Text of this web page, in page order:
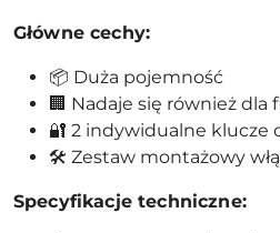
Główne cechy:
📦 Duża pojemność
🏢 Nadaje się również dla
🔐 2 indywidualne klucze
🛠️ Zestaw montażowy
Specyfikacje techniczne: